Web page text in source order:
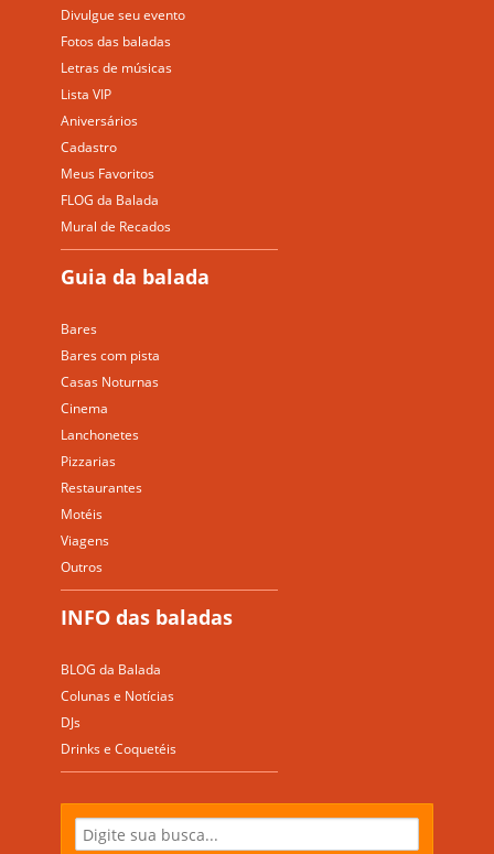
Divulgue seu evento
Fotos das baladas
Letras de músicas
Lista VIP
Aniversários
Cadastro
Meus Favoritos
FLOG da Balada
Mural de Recados
Guia da balada
Bares
Bares com pista
Casas Noturnas
Cinema
Lanchonetes
Pizzarias
Restaurantes
Motéis
Viagens
Outros
INFO das baladas
BLOG da Balada
Colunas e Notícias
DJs
Drinks e Coquetéis